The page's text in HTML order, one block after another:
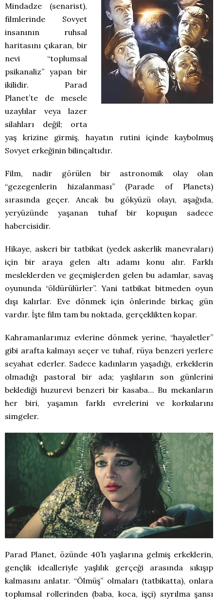
Mindadze (senarist),
filmlerinde Sovyet
insanının ruhsal
haritasını çıkaran, bir
nevi “toplumsal
psikanaliz” yapan bir
ikilidir. Parad
Planet’te de mesele
uzaylılar veya lazer
silahları değil; orta
yaş krizine girmiş, hayatın rutini içinde kaybolmuş
Sovyet erkeğinin bilinçaltıdır.
Film, nadir görülen bir astronomik olay olan
“gezegenlerin hizalanması” (Parade of Planets)
sırasında geçer. Ancak bu gökyüzü olayı, aşağıda,
yeryüzünde yaşanan tuhaf bir kopuşun sadece
habercisidir.
Hikaye, askeri bir tatbikat (yedek askerlik manevraları)
için bir araya gelen altı adamı konu alır. Farklı
mesleklerden ve geçmişlerden gelen bu adamlar, savaş
oyununda “öldürülürler”. Yani tatbikat bitmeden oyun
dışı kalırlar. Eve dönmek için önlerinde birkaç gün
vardır. İşte film tam bu noktada, gerçeklikten kopar.
Kahramanlarımız evlerine dönmek yerine, “hayaletler”
gibi arafta kalmayı seçer ve tuhaf, rüya benzeri yerlere
seyahat ederler. Sadece kadınların yaşadığı, erkeklerin
olmadığı pastoral bir ada; yaşlıların son günlerini
beklediği huzurevi benzeri bir kasaba… Bu mekanların
her biri, yaşamın farklı evrelerini ve korkularını
simgeler.
Parad Planet, özünde 40’lı yaşlarına gelmiş erkeklerin,
gençlik idealleriyle yaşlılık gerçeği arasında sıkışıp
kalmasını anlatır. “Ölmüş” olmaları (tatbikatta), onlara
toplumsal rollerinden (baba, koca, işçi) sıyrılma şansı